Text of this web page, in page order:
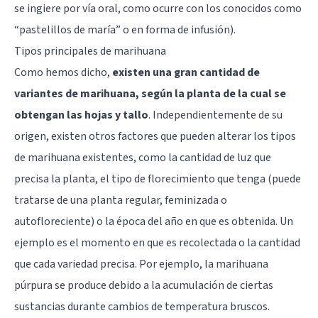
se ingiere por vía oral, como ocurre con los conocidos como
“pastelillos de maría” o en forma de infusión).
Tipos principales de marihuana
Como hemos dicho, existen una gran cantidad de
variantes de marihuana, según la planta de la cual se
obtengan las hojas y tallo. Independientemente de su
origen, existen otros factores que pueden alterar los tipos
de marihuana existentes, como la cantidad de luz que
precisa la planta, el tipo de florecimiento que tenga (puede
tratarse de una planta regular, feminizada o
autofloreciente) o la época del año en que es obtenida. Un
ejemplo es el momento en que es recolectada o la cantidad
que cada variedad precisa. Por ejemplo, la marihuana
púrpura se produce debido a la acumulación de ciertas
sustancias durante cambios de temperatura bruscos.